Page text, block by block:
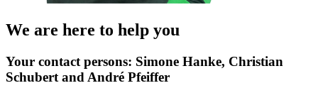
We are here to help you
Your contact persons: Simone Hanke, Christian
Schubert and André Pfeiffer